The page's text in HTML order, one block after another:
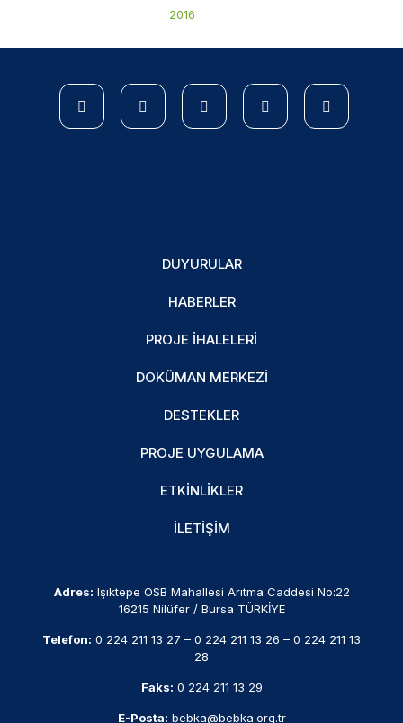
2016
DUYURULAR
HABERLER
PROJE İHALELERI
DOKÜMAN MERKEZI
DESTEKLER
PROJE UYGULAMA
ETKINLIKLER
İLETIŞIM
Adres: Işıktepe OSB Mahallesi Arıtma Caddesi No:22
16215 Nilüfer / Bursa TÜRKİYE
Telefon: 0 224 211 13 27 – 0 224 211 13 26 – 0 224 211 13
28
Faks: 0 224 211 13 29
E-Posta: bebka@bebka.org.tr